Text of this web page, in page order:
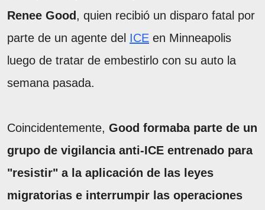
Renee Good , quien recibió un disparo fatal por
parte de un agente del ICE en Minneapolis
luego de tratar de embestirlo con su auto la
semana pasada.
Coincidentemente, Good formaba parte de un
grupo de vigilancia anti-ICE entrenado para
"resistir" a la aplicación de las leyes
migratorias e interrumpir las operaciones